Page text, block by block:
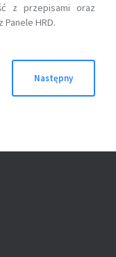
z przepisami oraz
HRD.
Następny